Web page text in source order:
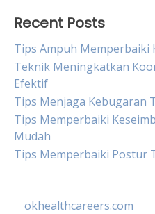
Recent Posts
Tips Ampuh Memperbaiki
Teknik Meningkatkan
Efektif
Tips Menjaga Kebugaran
Tips Memperbaiki
Mudah
Tips Memperbaiki Postur
okhealthcareers.com